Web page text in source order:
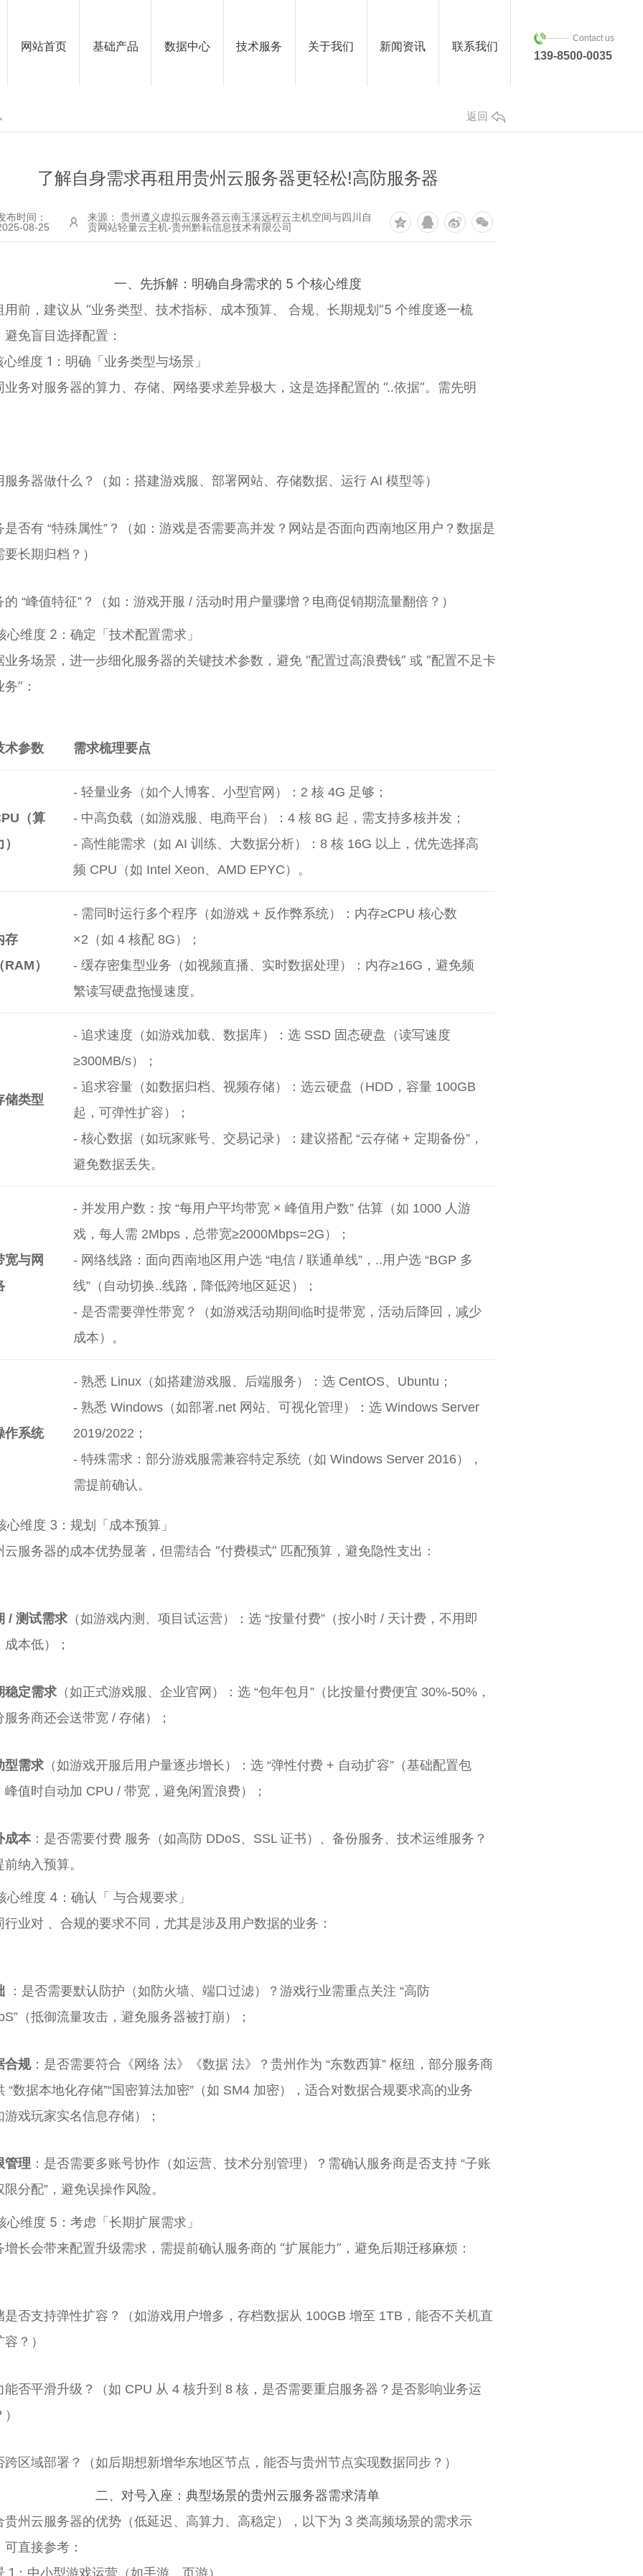
网站首页 基础产品 数据中心 技术服务 关于我们 新闻资讯 联系我们
Contact us
139-8500-0035
返回
了解自身需求再租用贵州云服务器更轻松!高防服务器
布时间：
08-25
来源： 贵州遵义虚拟云服务器云南玉溪远程云主机空间与四川自
贡网站轻量云主机-贵州黔耘信息技术有限公司
一、先拆解：明确自身需求的 5 个核心维度
用前，建议从 “业务类型、技术指标、成本预算、 合规、长期规划”5 个维度逐一梳
避免盲目选择配置：
心维度 1：明确「业务类型与场景」
业务对服务器的算力、存储、网络要求差异极大，这是选择配置的 “..依据”。需先明
服务器做什么？（如：搭建游戏服、部署网站、存储数据、运行 AI 模型等）
是否有 “特殊属性”？（如：游戏是否需要高并发？网站是否面向西南地区用户？数据是
要长期归档？）
的 “峰值特征”？（如：游戏开服 / 活动时用户量骤增？电商促销期流量翻倍？）
心维度 2：确定「技术配置需求」
业务场景，进一步细化服务器的关键技术参数，避免 “配置过高浪费钱” 或 “配置不足卡
”：
术参数 需求梳理要点
（算
- 轻量业务（如个人博客、小型官网）：2 核 4G 足够；
- 中高负载（如游戏服、电商平台）：4 核 8G 起，需支持多核并发；
- 高性能需求（如 AI 训练、大数据分析）：8 核 16G 以上，优先选择高
频 CPU（如 Intel Xeon、AMD EPYC）。
存
RAM）
- 需同时运行多个程序（如游戏 + 反作弊系统）：内存≥CPU 核心数
×2（如 4 核配 8G）；
- 缓存密集型业务（如视频直播、实时数据处理）：内存≥16G，避免频
繁读写硬盘拖慢速度。
储类型
- 追求速度（如游戏加载、数据库）：选 SSD 固态硬盘（读写速度
≥300MB/s）；
- 追求容量（如数据归档、视频存储）：选云硬盘（HDD，容量 100GB
起，可弹性扩容）；
- 核心数据（如玩家账号、交易记录）：建议搭配 “云存储 + 定期备份”，
避免数据丢失。
宽与网
- 并发用户数：按 “每用户平均带宽 × 峰值用户数” 估算（如 1000 人游
戏，每人需 2Mbps，总带宽≥2000Mbps=2G）；
- 网络线路：面向西南地区用户选 “电信 / 联通单线”，..用户选 “BGP 多
线”（自动切换..线路，降低跨地区延迟）；
- 是否需要弹性带宽？（如游戏活动期间临时提带宽，活动后降回，减少
成本）。
作系统
- 熟悉 Linux（如搭建游戏服、后端服务）：选 CentOS、Ubuntu；
- 熟悉 Windows（如部署.net 网站、可视化管理）：选 Windows Server
2019/2022；
- 特殊需求：部分游戏服需兼容特定系统（如 Windows Server 2016），
需提前确认。
心维度 3：规划「成本预算」
云服务器的成本优势显著，但需结合 “付费模式” 匹配预算，避免隐性支出：
/ 测试需求 （如游戏内测、项目试运营）：选 “按量付费”（按小时 / 天计费，不用即
成本低）；
稳定需求 （如正式游戏服、企业官网）：选 “包年包月”（比按量付费便宜 30%-50%，
服务商还会送带宽 / 存储）；
型需求 （如游戏开服后用户量逐步增长）：选 “弹性付费 + 自动扩容”（基础配置包
峰值时自动加 CPU / 带宽，避免闲置浪费）；
成本：是否需要付费 服务（如高防 DDoS、SSL 证书）、备份服务、技术运维服务？
前纳入预算。
心维度 4：确认「 与合规要求」
行业对 、合规的要求不同，尤其是涉及用户数据的业务：
：是否需要默认防护（如防火墙、端口过滤）？游戏行业需重点关注 “高防
（抵御流量攻击，避免服务器被打崩）；
合规：是否需要符合《网络 法》《数据 法》？贵州作为 “东数西算” 枢纽，部分服务商
“数据本地化存储”“国密算法加密”（如 SM4 加密），适合对数据合规要求高的业务
游戏玩家实名信息存储）；
管理 ：是否需要多账号协作（如运营、技术分别管理）？需确认服务商是否支持 “子账
限分配”，避免误操作风险。
心维度 5：考虑「长期扩展需求」
增长会带来配置升级需求，需提前确认服务商的 “扩展能力”，避免后期迁移麻烦：
是否支持弹性扩容？（如游戏用户增多，存档数据从 100GB 增至 1TB，能否不关机直
？）
能否平滑升级？（如 CPU 从 4 核升到 8 核，是否需要重启服务器？是否影响业务运
跨区域部署？（如后期想新增华东地区节点，能否与贵州节点实现数据同步？）
二、对号入座：典型场景的贵州云服务器需求清单
贵州云服务器的优势（低延迟、高算力、高稳定），以下为 3 类高频场景的需求示
可直接参考：
1：中小型游戏运营（如手游、页游）